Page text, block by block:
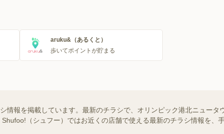
aruku&（あるくと）
歩いてポイントが貯まる
情報を掲載しています。最新のチラシで、オリンピック港北ニュー
（シュフー）ではお近くの店舗で使える最新のチラシ情報を、